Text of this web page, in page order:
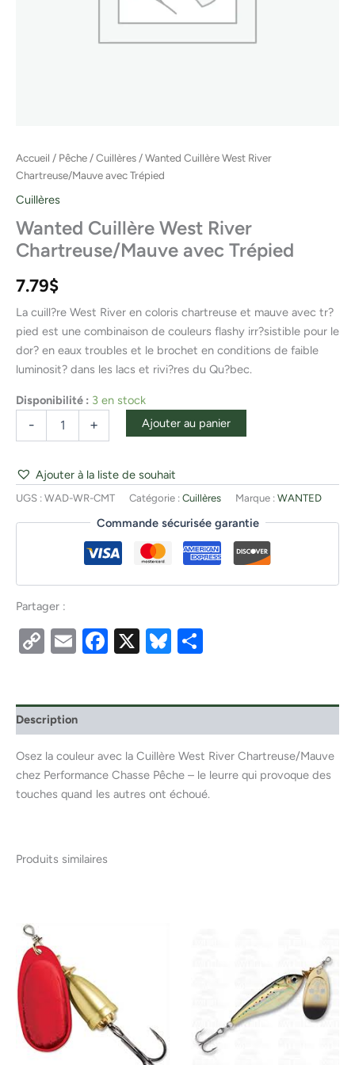
Accueil / Pêche /Cuillères / Wanted Cuillère West River
Chartreuse/Mauve avec Trépied
Cuillères
Wanted Cuillère West River
Chartreuse/Mauve avec Trépied
7.79$
La cuill?re West River en coloris chartreuse et mauve avec tr?
pied est une combinaison de couleurs flashy irr?sistible pour le
dor? en eaux troubles et le brochet en conditions de faible
luminosit? dans les lacs et rivi?res du Qu?bec.
Disponibilité : 3 en stock
- + Ajouter au panier
Ajouter à la liste de souhait
UGS : WAD-WR-CMT Catégorie : Cuillères Marque : WANTED
Commande sécurisée garantie
Partager :
CopyEmailFacebook
X Bluesky
Description
Osez la couleur avec la Cuillère West River Chartreuse/Mauve
chez Performance Chasse Pêche – le leurre qui provoque des
touches quand les autres ont échoué.
Produits similaires